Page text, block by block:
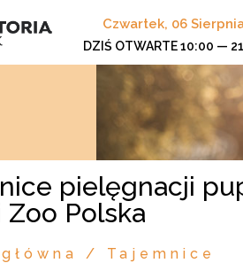
Czwartek, 06
DZIŚ OTWARTE10:00 —
Zoo Polska
/ Tajemnice